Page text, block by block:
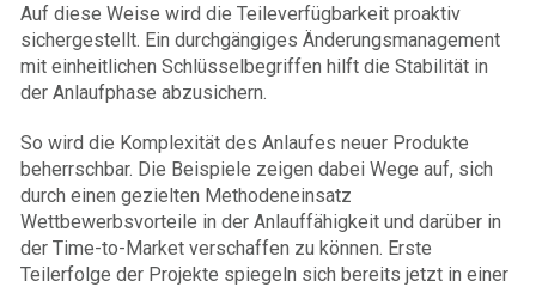
Auf diese Weise wird die Teileverfügbarkeit proaktiv
sichergestellt. Ein durchgängiges Änderungsmanagement
mit einheitlichen Schlüsselbegriffen hilft die Stabilität in
der Anlaufphase abzusichern.
So wird die Komplexität des Anlaufes neuer Produkte
beherrschbar. Die Beispiele zeigen dabei Wege auf, sich
durch einen gezielten Methodeneinsatz
Wettbewerbsvorteile in der Anlauffähigkeit und darüber in
der Time-to-Market verschaffen zu können. Erste
Teilerfolge der Projekte spiegeln sich bereits jetzt in einer